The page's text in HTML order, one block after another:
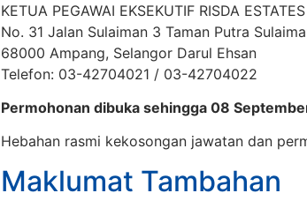
KETUA PEGAWAI EKSEKUTIF RISDA
No. 31 Jalan Sulaiman 3 Taman Putra
68000 Ampang, Selangor Darul Ehsan
Telefon: 03-42704021 / 03-42704022
Permohonan dibuka sehingga 08
Hebahan rasmi kekosongan jawatan dan
Maklumat Tambahan